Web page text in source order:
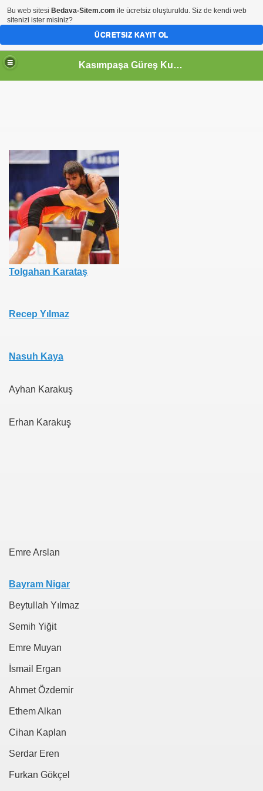
Kasımpaşa Güreş Kulübü
Tolgahan Karataş
Recep Yılmaz
Nasuh Kaya
Ayhan Karakuş
Erhan Karakuş
Emre Arslan
Bayram Nigar
Beytullah Yılmaz
Semih Yiğit
Emre Muyan
İsmail Ergan
Ahmet Özdemir
Ethem Alkan
Cihan Kaplan
Serdar Eren
Furkan Gökçel
Bu web sitesi Bedava-Sitem.com ile ücretsiz oluşturuldu. Siz de kendi web
sitenizi ister misiniz?
ÜCRETSIZ KAYIT OL